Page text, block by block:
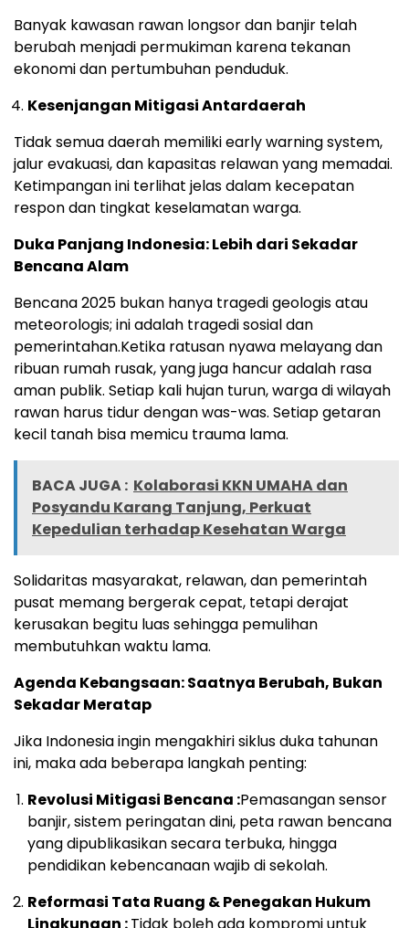
Banyak kawasan rawan longsor dan banjir telah
berubah menjadi permukiman karena tekanan
ekonomi dan pertumbuhan penduduk.
Kesenjangan Mitigasi Antardaerah
Tidak semua daerah memiliki early warning system,
jalur evakuasi, dan kapasitas relawan yang memadai.
Ketimpangan ini terlihat jelas dalam kecepatan
respon dan tingkat keselamatan warga.
Duka Panjang Indonesia: Lebih dari Sekadar
Bencana Alam
Bencana 2025 bukan hanya tragedi geologis atau
meteorologis; ini adalah tragedi sosial dan
pemerintahan.Ketika ratusan nyawa melayang dan
ribuan rumah rusak, yang juga hancur adalah rasa
aman publik. Setiap kali hujan turun, warga di wilayah
rawan harus tidur dengan was-was. Setiap getaran
kecil tanah bisa memicu trauma lama.
BACA JUGA : Kolaborasi KKN UMAHA dan
Posyandu Karang Tanjung, Perkuat
Kepedulian terhadap Kesehatan Warga
Solidaritas masyarakat, relawan, dan pemerintah
pusat memang bergerak cepat, tetapi derajat
kerusakan begitu luas sehingga pemulihan
membutuhkan waktu lama.
Agenda Kebangsaan: Saatnya Berubah, Bukan
Sekadar Meratap
Jika Indonesia ingin mengakhiri siklus duka tahunan
ini, maka ada beberapa langkah penting:
Revolusi Mitigasi Bencana :Pemasangan sensor
banjir, sistem peringatan dini, peta rawan bencana
yang dipublikasikan secara terbuka, hingga
pendidikan kebencanaan wajib di sekolah.
Reformasi Tata Ruang & Penegakan Hukum
Lingkungan :Tidak boleh ada kompromi untuk